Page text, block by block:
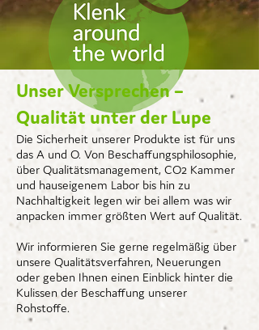
Unser Versprechen –
Qualität unter der Lupe
Die Sicherheit unserer Produkte ist für uns
das A und O. Von Beschaffungsphilosophie,
über Qualitätsmanagement, CO2 Kammer
und hauseigenem Labor bis hin zu
Nachhaltigkeit legen wir bei allem was wir
anpacken immer größten Wert auf Qualität.
Wir informieren Sie gerne regelmäßig über
unsere Qualitätsverfahren, Neuerungen
oder geben Ihnen einen Einblick hinter die
Kulissen der Beschaffung unserer
Rohstoffe.